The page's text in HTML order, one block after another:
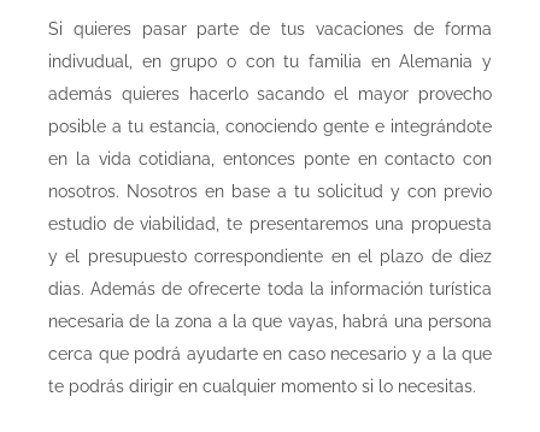
Si quieres pasar parte de tus vacaciones de forma
indivudual, en grupo o con tu familia en Alemania y
además quieres hacerlo sacando el mayor provecho
posible a tu estancia, conociendo gente e integrándote
en la vida cotidiana, entonces ponte en contacto con
nosotros. Nosotros en base a tu solicitud y con previo
estudio de viabilidad, te presentaremos una propuesta
y el presupuesto correspondiente en el plazo de diez
dias. Además de ofrecerte toda la información turística
necesaria de la zona a la que vayas, habrá una persona
cerca que podrá ayudarte en caso necesario y a la que
te podrás dirigir en cualquier momento si lo necesitas.